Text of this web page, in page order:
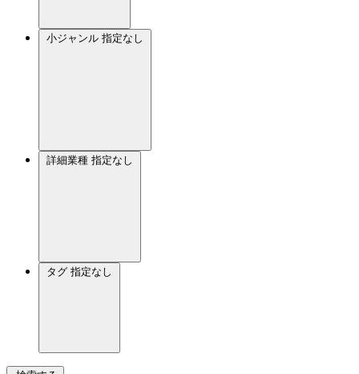
小ジャンル 指定なし
詳細業種 指定なし
タグ 指定なし